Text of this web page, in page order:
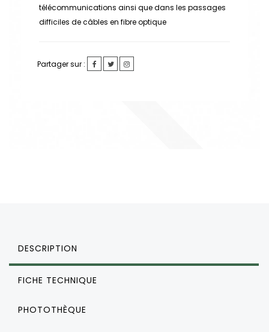
télécommunications ainsi que dans les passages
difficiles de câbles en fibre optique
Partager sur :
DESCRIPTION
FICHE TECHNIQUE
PHOTOTHÈQUE